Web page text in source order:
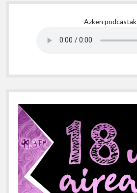
Sidebar
Azken podcastak